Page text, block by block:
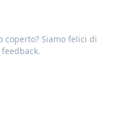
coperto? Siamo felici di
feedback.